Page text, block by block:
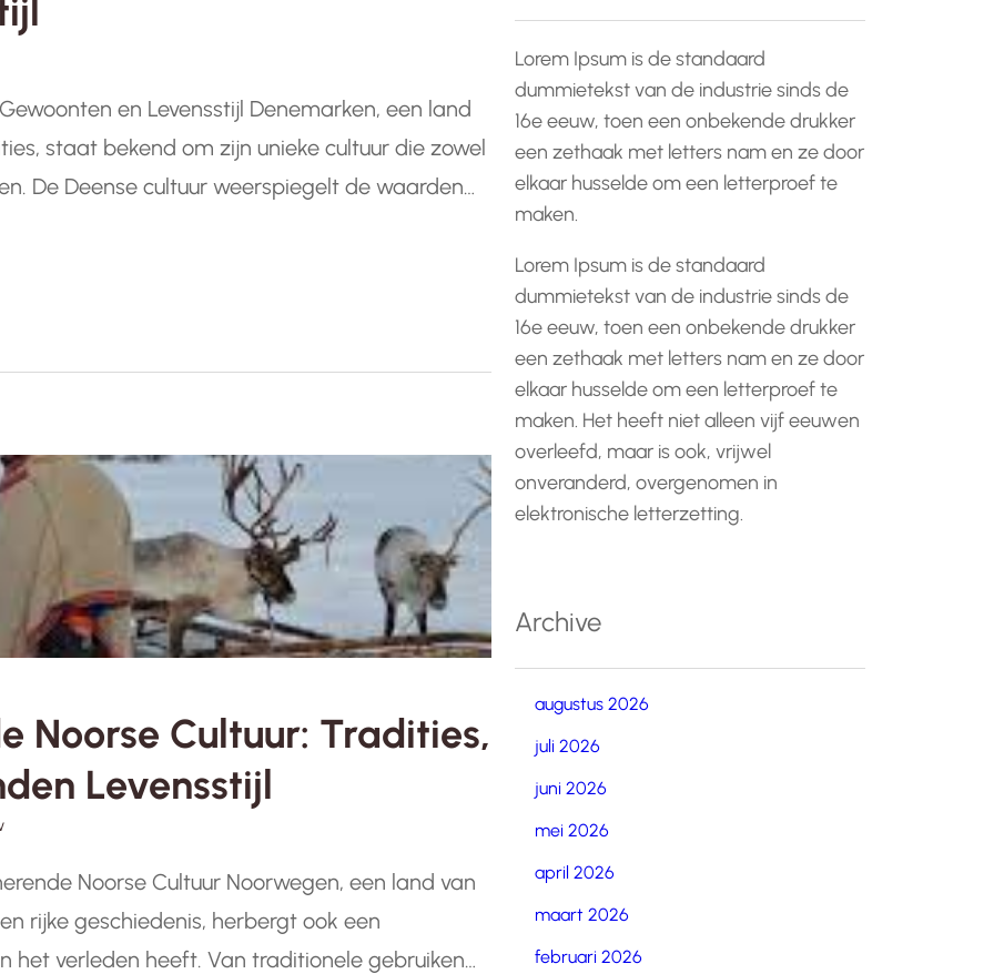
en Levensstijl Denemarken, een land
staat bekend om zijn unieke cultuur die zowel
De Deense cultuur weerspiegelt de waarden
Noorse Cultuur: Tradities,
Levensstijl
Noorse Cultuur Noorwegen, een land van
rijke geschiedenis, herbergt ook een
het verleden heeft. Van traditionele gebruiken
Lorem Ipsum is de standaard
dummietekst van de industrie sinds de
16e eeuw, toen een onbekende drukker
een zethaak met letters nam en ze door
elkaar husselde om een letterproef te
maken.
Lorem Ipsum is de standaard
dummietekst van de industrie sinds de
16e eeuw, toen een onbekende drukker
een zethaak met letters nam en ze door
elkaar husselde om een letterproef te
maken. Het heeft niet alleen vijf eeuwen
overleefd, maar is ook, vrijwel
onveranderd, overgenomen in
elektronische letterzetting.
Archive
augustus 2026
juli 2026
juni 2026
mei 2026
april 2026
maart 2026
februari 2026